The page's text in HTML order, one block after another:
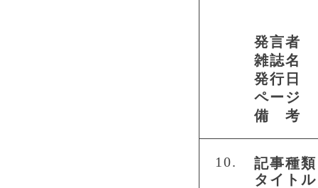
発言者
雑誌名
発行日
ページ
備 考
10.
記事種類
タイトル